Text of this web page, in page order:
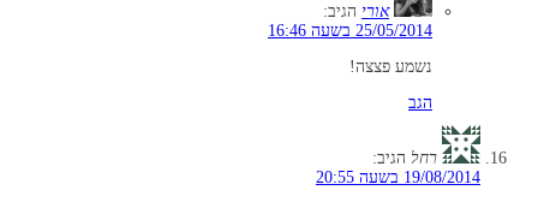
אורי הגיב:
25/05/2014 בשעה 16:46
נשמע פצצה!
הגב
רחל הגיב:
19/08/2014 בשעה 20:55